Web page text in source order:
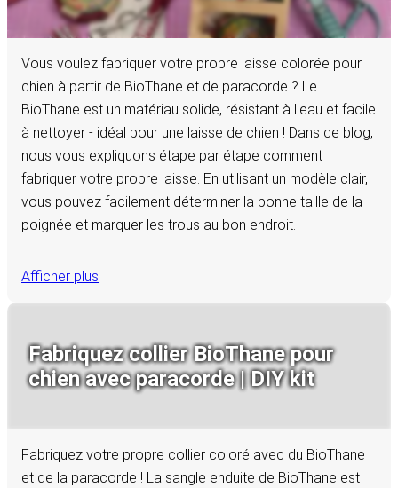
Vous voulez fabriquer votre propre laisse colorée pour
chien à partir de BioThane et de paracorde ? Le
BioThane est un matériau solide, résistant à l'eau et facile
à nettoyer - idéal pour une laisse de chien ! Dans ce blog,
nous vous expliquons étape par étape comment
fabriquer votre propre laisse. En utilisant un modèle clair,
vous pouvez facilement déterminer la bonne taille de la
poignée et marquer les trous au bon endroit.
Afficher plus
Fabriquez collier BioThane pour
chien avec paracorde | DIY kit
Fabriquez votre propre collier coloré avec du BioThane
et de la paracorde ! La sangle enduite de BioThane est